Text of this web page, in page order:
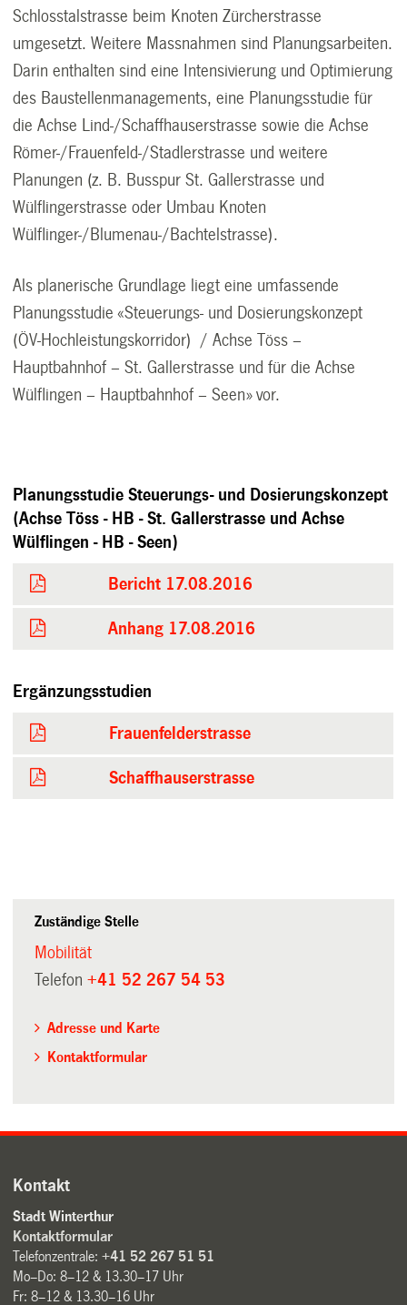
Schlosstalstrasse beim Knoten Zürcherstrasse
umgesetzt. Weitere Massnahmen sind Planungsarbeiten.
Darin enthalten sind eine Intensivierung und Optimierung
des Baustellenmanagements, eine Planungsstudie für
die Achse Lind-/Schaffhauserstrasse sowie die Achse
Römer-/Frauenfeld-/Stadlerstrasse und weitere
Planungen (z. B. Busspur St. Gallerstrasse und
Wülflingerstrasse oder Umbau Knoten
Wülflinger-/Blumenau-/Bachtelstrasse).
Als planerische Grundlage liegt eine umfassende
Planungsstudie «Steuerungs- und Dosierungskonzept
(ÖV-Hochleistungskorridor) / Achse Töss –
Hauptbahnhof – St. Gallerstrasse und für die Achse
Wülflingen – Hauptbahnhof – Seen»vor.
Planungsstudie Steuerungs- und Dosierungskonzept
(Achse Töss - HB - St. Gallerstrasse und Achse
Wülflingen - HB - Seen)
Bericht 17.08.2016
Anhang 17.08.2016
Ergänzungsstudien
Frauenfelderstrasse
Schaffhauserstrasse
Zuständige Stelle
Mobilität
Telefon+41 52 267 54 53
Adresse und Karte
Kontaktformular
Kontakt
Stadt Winterthur
Kontaktformular
Telefonzentrale:+41 52 267 51 51
Mo–Do: 8–12 & 13.30–17 Uhr
Fr: 8–12 & 13.30–16 Uhr